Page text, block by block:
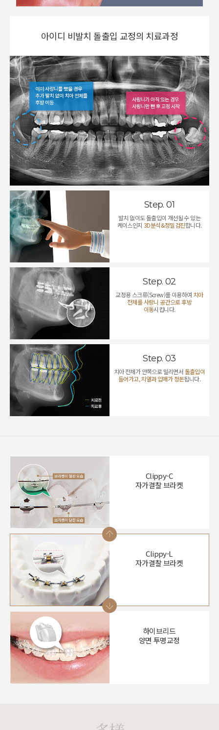
아이디 비발치 돌출입 교정의 치료과정
Step. 01
발치 없이도 돌출입이 개선될 수 있는
케이스인지3D분석&정밀검진합니다.
Step. 02
교정용 스크류(Screw)를 이용하여 치아
전체를 사랑니 공간으로 후방
이동시킵니다.
Step. 03
치아 전체가 안쪽으로 밀리면서돌출입이
들어가고, 치열과 입매가 정돈됩니다.
Clippy-C
자가결찰 브라켓
Clippy-L
자가결찰 브라켓
하이브리드
양면 투명교정